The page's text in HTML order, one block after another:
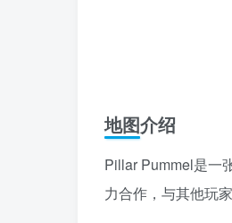
地图介绍
Pillar Pummel是一
力合作，与其他玩